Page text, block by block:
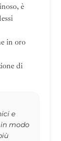
è
in oro
di
e
modo